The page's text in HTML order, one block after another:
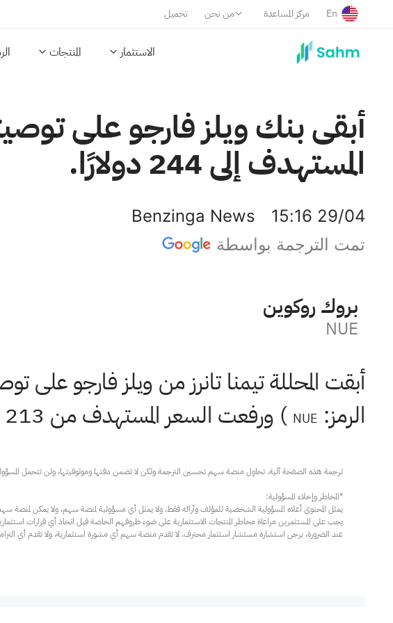
تحميل من نحن مركز المساعدة En
الاستثمار المنتجات
أبقى بنك ويلز فارجو على
المستهدف إلى 244 دولارًا.
Benzinga News
15:16 29/04
تمت الترجمة بواسطة
نيوكور كورب
NUE
أبقت المحللة تيمنا تانرز من ويلز فارجو على
الرمز: NUE ) ورفعت السعر المستهدف من 213 دولارًا إلى 244 دولارًا.
عند الضرورة، يرجى استشارة مستشار استثمار محترف. لا تقدم منصة سهم أي مشورة استثمارية، ولا تقدم أي